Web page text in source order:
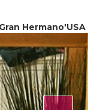
Hermano'USA